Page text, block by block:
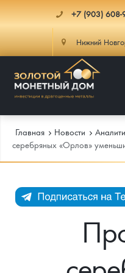
+7 (903) 608-
Нижний
Каталог Монет
Инфо
Главная Новости
серебряных «Орлов»